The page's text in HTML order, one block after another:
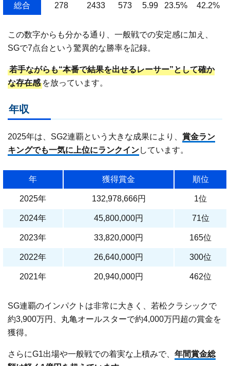
総合 278 2433 573 5.99 23.5% 42.2%
この数字からも分かる通り、一般戦での安定感に加え、
SGで7点台という驚異的な勝率を記録。
若手ながらも“本番で結果を出せるレーサー”として確か
な存在感 を放っています。
年収
2025年は、SG2連覇という大きな成果により、 賞金ラン
キングでも一気に上位にランクインしています。
年 獲得賞金 順位
2025年 132,978,666円 1位
2024年 45,800,000円 71位
2023年 33,820,000円 165位
2022年 26,640,000円 300位
2021年 20,940,000円 462位
SG連覇のインパクトは非常に大きく、若松クラシックで
約3,900万円、丸亀オールスターで約4,000万円超の賞金を
獲得。
さらにG1出場や一般戦での着実な上積みで、年間賞金総